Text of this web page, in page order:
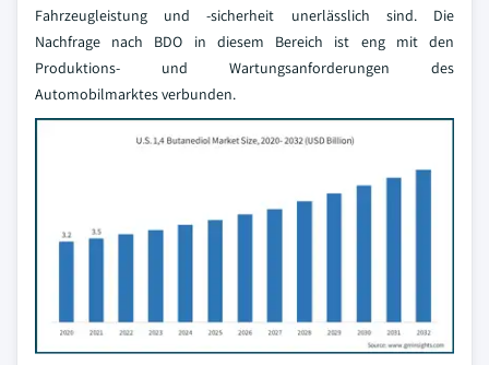
Fahrzeugleistung und -sicherheit unerlässlich sind. Die
Nachfrage nach BDO in diesem Bereich ist eng mit den
Produktions- und Wartungsanforderungen des
Automobilmarktes verbunden.